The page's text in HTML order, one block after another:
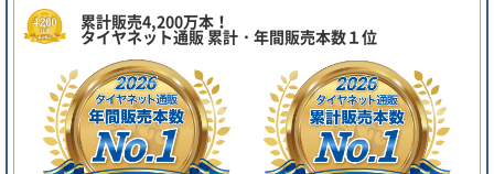
累計販売4,200万本！
タイヤネット通販 累計・年間販売本数１位